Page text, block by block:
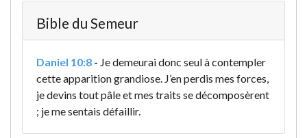
Bible du Semeur
Daniel 10:8 - Je demeurai donc seul à contempler
cette apparition grandiose. J’en perdis mes forces,
je devins tout pâle et mes traits se décomposèrent
; je me sentais défaillir.